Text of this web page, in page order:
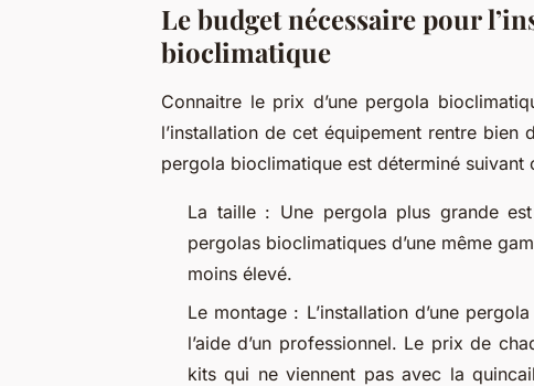
Le budget nécessaire pour
bioclimatique
Connaitre le prix d’une pergola
l’installation de cet équipement rentre
pergola bioclimatique est déterminé suivant
La taille : Une pergola plus grande
pergolas bioclimatiques d’une même
moins élevé.
Le montage : L’installation d’une
l’aide d’un professionnel. Le prix de
kits qui ne viennent pas avec la